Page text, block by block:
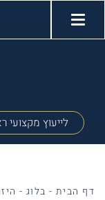
לייעוץ מקצועי
דף הבית - בלוג -